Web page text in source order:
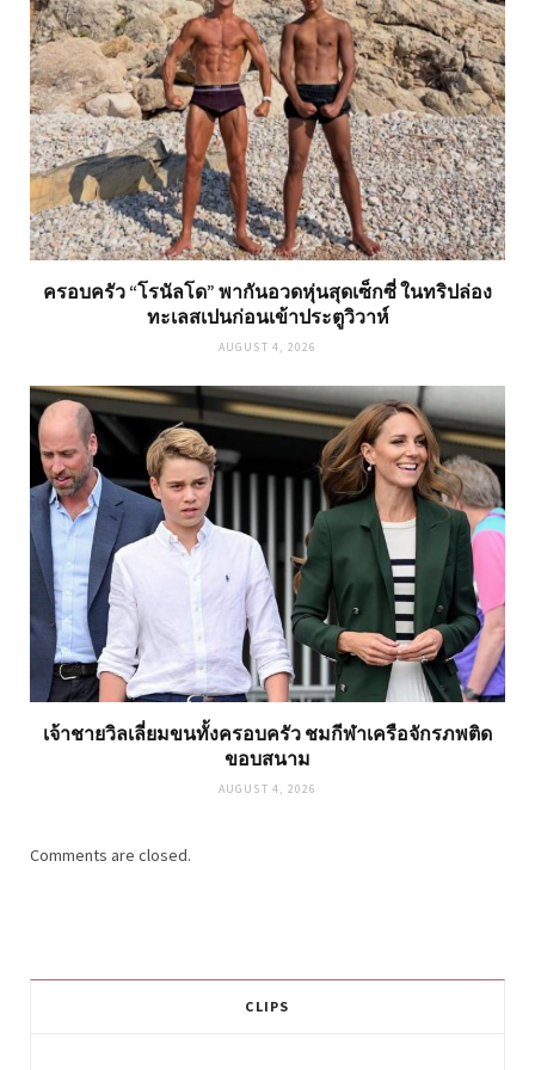
ครอบครัว “โรนัลโด” พากันอวดหุ่นสุดเซ็กซี่ ในทริปล่อง
ทะเลสเปนก่อนเข้าประตูวิวาห์
AUGUST 4, 2026
เจ้าชายวิลเลี่ยมขนทั้งครอบครัว ชมกีฬาเครือจักรภพติด
ขอบสนาม
AUGUST 4, 2026
Comments are closed.
CLIPS